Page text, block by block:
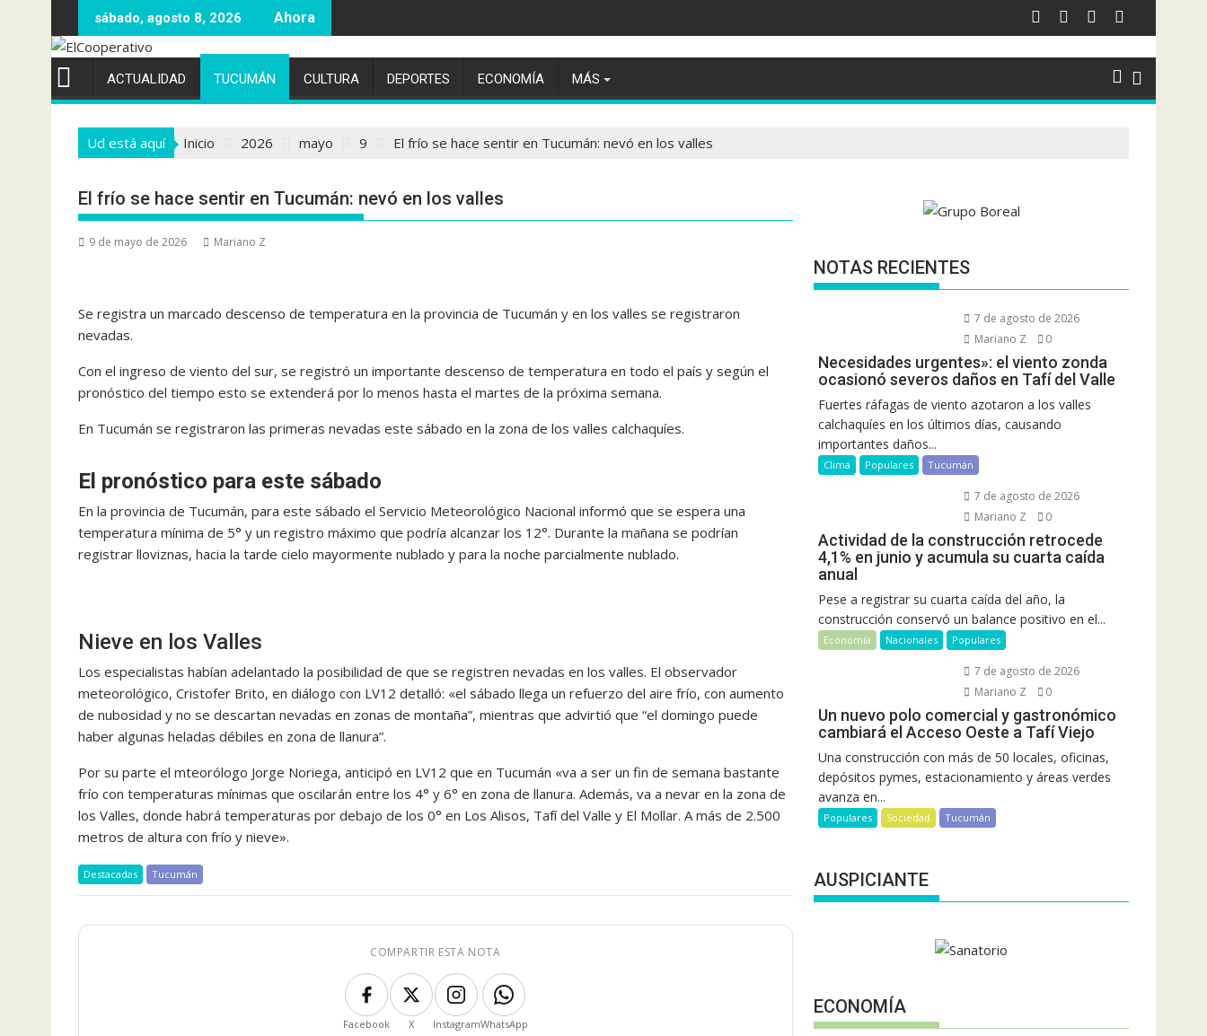
al
contenido
sábado, agosto 8, 2026
ACTUALIDAD TUCUMÁN CULTURA DEPORTES ECONOMÍA MÁS
Ud está aquí Inicio 2026 mayo 9 El frío se hace sentir en Tucumán: nevó en los valles
El frío se hace sentir en Tucumán: nevó en los valles
9 de mayo de 2026 Mariano Z
Se registra un marcado descenso de temperatura en la provincia de Tucumán y en los valles se registraron
nevadas.
Con el ingreso de viento del sur, se registró un importante descenso de temperatura en todo el país y según el
pronóstico del tiempo esto se extenderá por lo menos hasta el martes de la próxima semana.
En Tucumán se registraron las primeras nevadas este sábado en la zona de los valles calchaquíes.
El pronóstico para este sábado
En la provincia de Tucumán, para este sábado el Servicio Meteorológico Nacional informó que se espera una
temperatura mínima de 5° y un registro máximo que podría alcanzar los 12°. Durante la mañana se podrían
registrar lloviznas, hacia la tarde cielo mayormente nublado y para la noche parcialmente nublado.
Nieve en los Valles
Los especialistas habían adelantado la posibilidad de que se registren nevadas en los valles. El observador
meteorológico, Cristofer Brito, en diálogo con LV12 detalló: «el sábado llega un refuerzo del aire frío, con aumento
de nubosidad y no se descartan nevadas en zonas de montaña”, mientras que advirtió que “el domingo puede
haber algunas heladas débiles en zona de llanura”.
Por su parte el mteorólogo Jorge Noriega, anticipó en LV12 que en Tucumán «va a ser un fin de semana bastante
frío con temperaturas mínimas que oscilarán entre los 4° y 6° en zona de llanura. Además, va a nevar en la zona de
los Valles, donde habrá temperaturas por debajo de los 0° en Los Alisos, Tafí del Valle y El Mollar. A más de 2.500
metros de altura con frío y nieve».
Destacadas Tucumán
COMPARTIR ESTA NOTA
Facebook X InstagramWhatsApp
NOTAS RECIENTES
7 de agosto de 2026
Mariano Z
0
Necesidades urgentes»: el viento zonda
ocasionó severos daños en Tafí del Valle
Fuertes ráfagas de viento azotaron a los valles
calchaquíes en los últimos días, causando
importantes daños...
Clima Populares Tucumán
7 de agosto de 2026
Mariano Z
0
Actividad de la construcción retrocede
4,1% en junio y acumula su cuarta caída
anual
Pese a registrar su cuarta caída del año, la
construcción conservó un balance positivo en el...
Economía Nacionales Populares
7 de agosto de 2026
Mariano Z
0
Un nuevo polo comercial y gastronómico
cambiará el Acceso Oeste a Tafí Viejo
Una construcción con más de 50 locales, oficinas,
depósitos pymes, estacionamiento y áreas verdes
avanza en...
Populares Sociedad Tucumán
AUSPICIANTE
ECONOMÍA